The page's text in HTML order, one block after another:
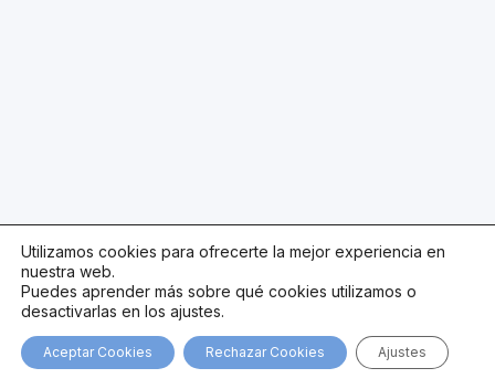
Utilizamos cookies para ofrecerte la mejor experiencia en
nuestra web.
Puedes aprender más sobre qué cookies utilizamos o
desactivarlas en los ajustes.
Aceptar Cookies Rechazar Cookies Ajustes